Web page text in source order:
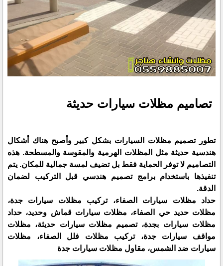
تصاميم مظلات سيارات حديثة
تطور تصميم مظلات السيارات بشكل كبير وأصبح هناك أشكال
هندسية حديثة مثل المظلات الهرمية والمقوسة والمسطحة. هذه
التصاميم لا توفر الحماية فقط بل تضيف لمسة جمالية للمكان. يتم
تنفيذها باستخدام برامج تصميم هندسي قبل التركيب لضمان
الدقة.
حداد مظلات سيارات الصفاء، تركيب مظلات سيارات جدة،
مظلات حديد حي الصفاء، مظلات سيارات قماش وحديد، حداد
مظلات سيارات بجدة، تصميم مظلات سيارات حديثة، مظلات
مواقف سيارات جدة، تركيب مظلات فلل الصفاء، مظلات
سيارات ضد الشمس، مقاول مظلات سيارات جدة